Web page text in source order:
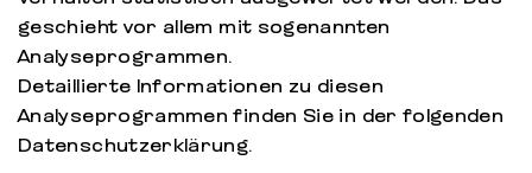
geschieht vor allem mit sogenannten
Analyseprogrammen.
Detaillierte Informationen zu diesen
Analyseprogrammen finden Sie in der folgenden
Datenschutzerklärung.